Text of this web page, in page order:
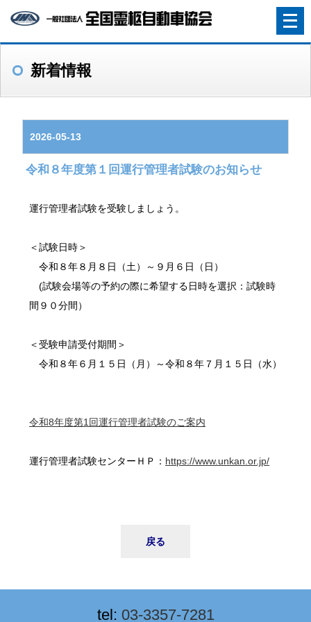
メ
ニ
を
新着情報
2026-05-13
令和８年度第１回運行管理者試験のお知らせ
運行管理者試験を受験しましょう。
＜試験日時＞
令和８年８月８日（土）～９月６日（日）
(試験会場等の予約の際に希望する日時を選択：試験時
間９０分間）
＜受験申請受付期間＞
令和８年６月１５日（月）～令和８年７月１５日（水）
令和8年度第1回運行管理者試験のご案内
運行管理者試験センターＨＰ： https://www.unkan.or.jp/
戻る
tel: 03-3357-7281